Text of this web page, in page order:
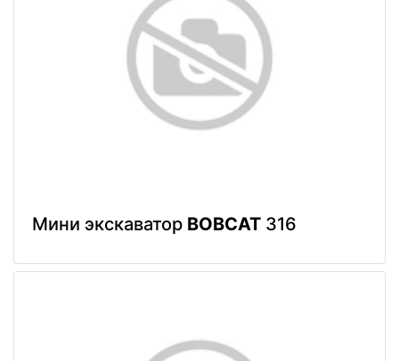
Мини экскаватор BOBCAT 316